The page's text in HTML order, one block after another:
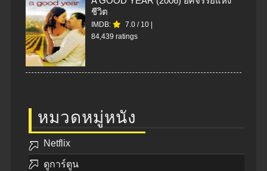
ชีวิต
IMDB: 7.0 / 10
84,439 ratings
หมวดหมู่หนัง
Netflix
ดูการ์ตูน